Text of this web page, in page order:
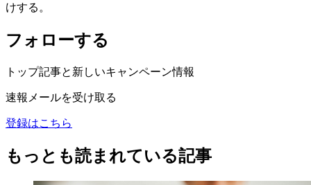
けする。
フォローする
トップ記事と新しいキャンペーン情報
速報メールを受け取る
登録はこちら
もっとも読まれている記事